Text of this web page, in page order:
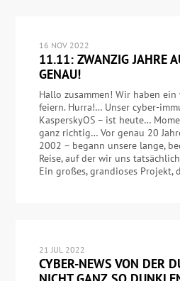
16 NOV 2022
11.11: ZWANZIG JAHRE
GENAU!
Hallo zusammen! Wir haben
feiern. Hurra!… Unser cyber-
KasperskyOS – ist heute…
ganz richtig… Vor genau 20
2002 – begann unsere lange,
Reise, auf der wir uns
Ein großes, grandioses Projekt,
21 JUL 2022
CYBER-NEWS VON DER